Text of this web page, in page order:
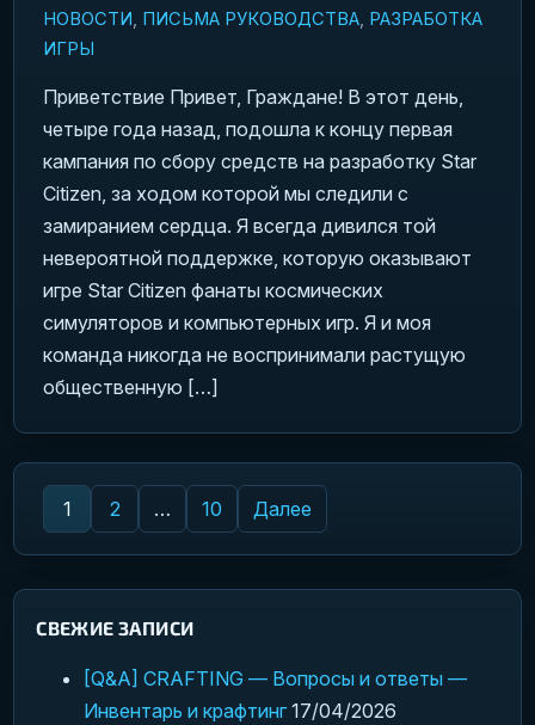
НОВОСТИ, ПИСЬМА РУКОВОДСТВА, РАЗРАБОТКА
ИГРЫ
Приветствие Привет, Граждане! В этот день,
четыре года назад, подошла к концу первая
кампания по сбору средств на разработку Star
Citizen, за ходом которой мы следили с
замиранием сердца. Я всегда дивился той
невероятной поддержке, которую оказывают
игре Star Citizen фанаты космических
симуляторов и компьютерных игр. Я и моя
команда никогда не воспринимали растущую
общественную […]
Пагинация записей
1 2 … 10 Далее
СВЕЖИЕ ЗАПИСИ
[Q&A] CRAFTING — Вопросы и ответы —
Инвентарь и крафтинг 17/04/2026